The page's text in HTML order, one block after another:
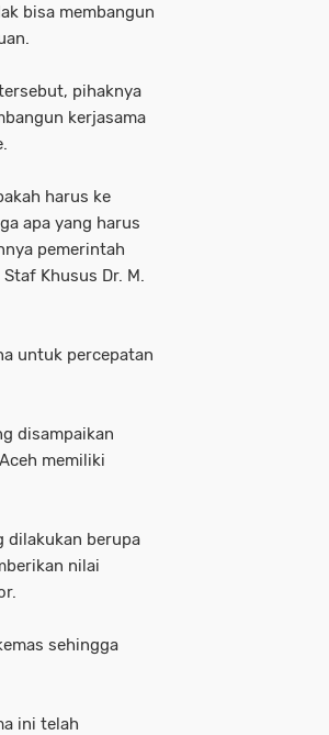
bisa membangun
pihaknya
kerjasama
harus ke
apa yang harus
pemerintah
Khusus Dr. M.
untuk percepatan
disampaikan
memiliki
dilakukan berupa
nilai
sehingga
ini telah